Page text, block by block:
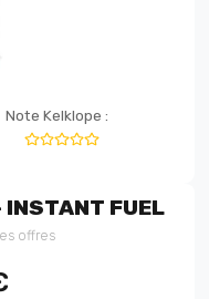
Note Kelklope :
INSTANT FUEL
offres